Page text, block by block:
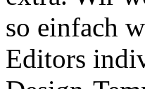
so einfach
Editors